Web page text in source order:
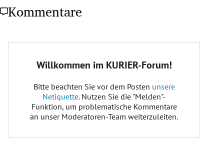
Kommentare